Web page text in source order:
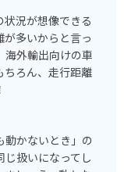
況が想像できる
多いからと言っ
海外輸出向けの車
ちろん、走行距離
かないとき」の
扱いになってし